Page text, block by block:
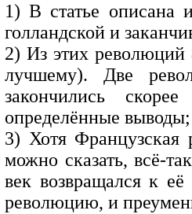
1) В статье описана
голландской и
2) Из этих революций
лучшему). Две
закончились
определённые выводы;
3) Хотя Французская
можно сказать, всё-
век возвращался к
революцию, и